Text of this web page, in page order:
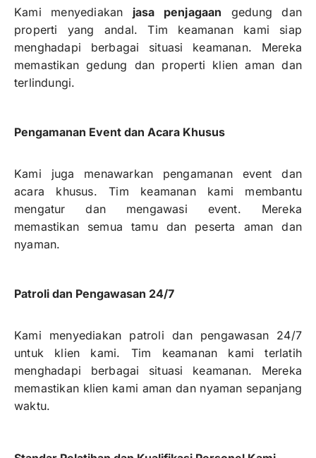
Kami menyediakan jasa penjagaan gedung dan
properti yang andal. Tim keamanan kami siap
menghadapi berbagai situasi keamanan. Mereka
memastikan gedung dan properti klien aman dan
terlindungi.
Pengamanan Event dan Acara Khusus
Kami juga menawarkan pengamanan event dan
acara khusus. Tim keamanan kami membantu
mengatur dan mengawasi event. Mereka
memastikan semua tamu dan peserta aman dan
nyaman.
Patroli dan Pengawasan 24/7
Kami menyediakan patroli dan pengawasan 24/7
untuk klien kami. Tim keamanan kami terlatih
menghadapi berbagai situasi keamanan. Mereka
memastikan klien kami aman dan nyaman sepanjang
waktu.